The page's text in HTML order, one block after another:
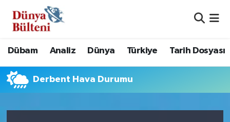
Dübam Analiz Dünya Türkiye Tarih Dosyası
Derbent Hava Durumu
Hava Durumu
Namaz Vakitleri